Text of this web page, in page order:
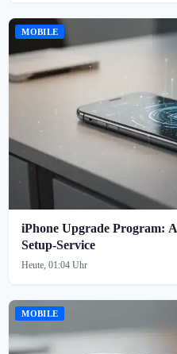
MOBILE
iPhone Upgrade Program:
Setup-Service
Heute, 01:04 Uhr
MOBILE